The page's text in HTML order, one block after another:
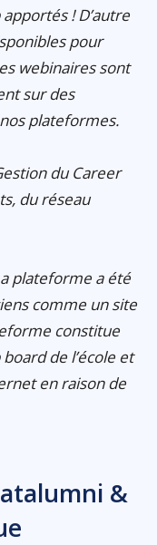
! D’autre
pour
webinaires sont
sur des
plateformes.
du Career
du réseau
plateforme a été
comme un site
constitue
de l’école et
en raison de
&